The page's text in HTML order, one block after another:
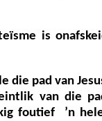
is
die pad van
van die
foutief ’n